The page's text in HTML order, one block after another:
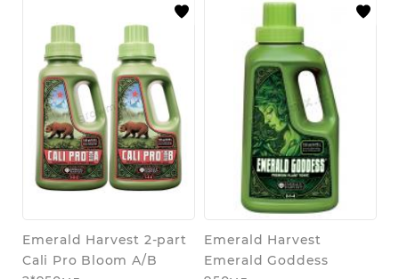
Emerald Harvest 2-part
Cali Pro Bloom A/B
Emerald Harvest
Emerald Goddess